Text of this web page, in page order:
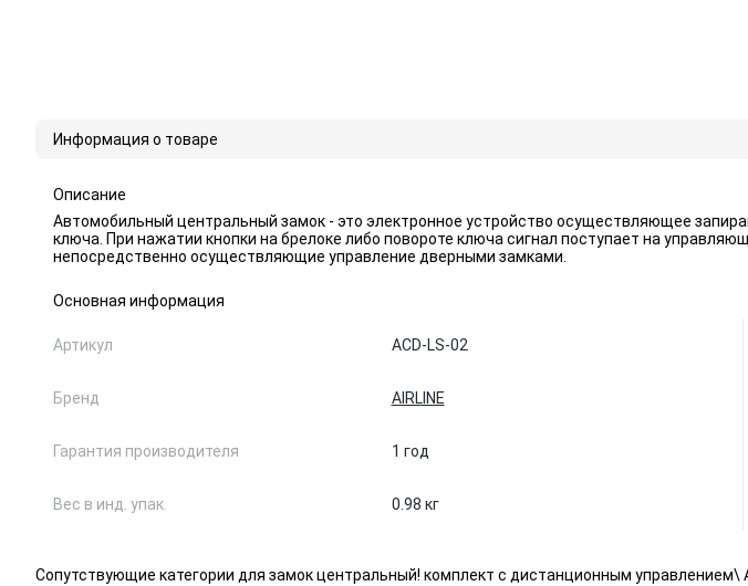
Информация о товаре
Описание
Автомобильный центральный замок - это электронное устройство осуществляющее
ключа. При нажатии кнопки на брелоке либо повороте ключа сигнал поступает на
непосредственно осуществляющие управление дверными замками.
Основная информация
Артикул ACD-LS-02
Бренд AIRLINE
Гарантия производителя 1 год
Вес в инд. упак. 0.98 кг
Сопутствующие категории для замок центральный! комплект с дистанционным управлением\